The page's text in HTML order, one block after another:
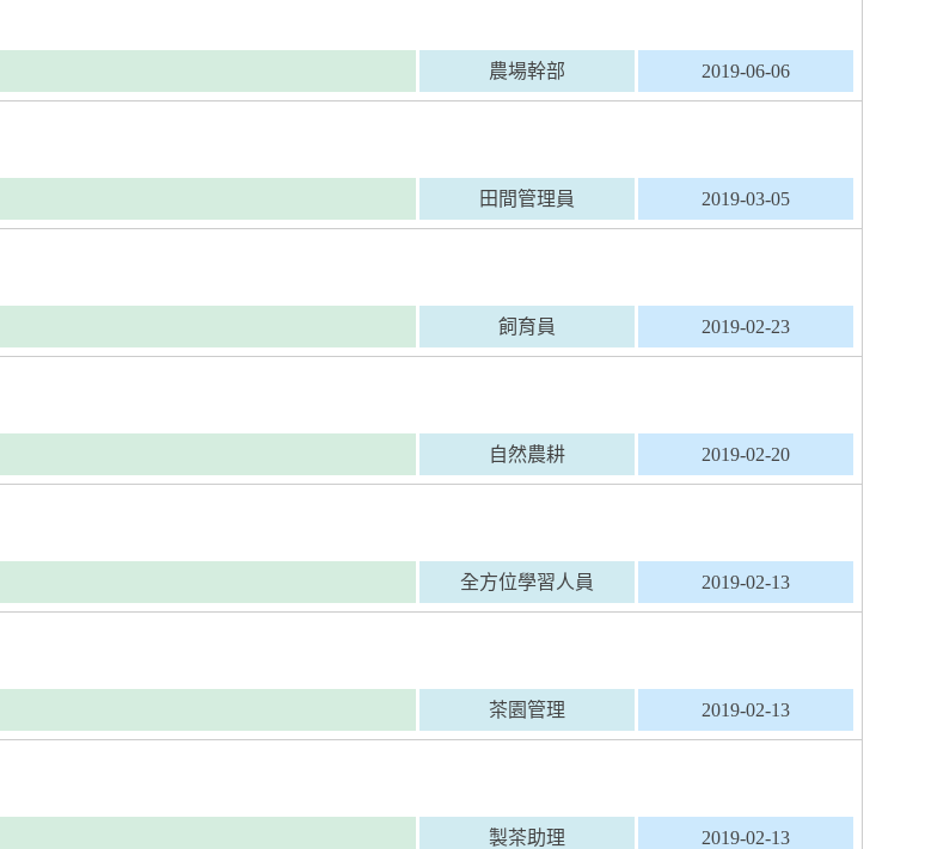
農場幹部 2019-06-06
田間管理員 2019-03-05
飼育員 2019-02-23
自然農耕 2019-02-20
全方位學習人員 2019-02-13
茶園管理 2019-02-13
製茶助理 2019-02-13